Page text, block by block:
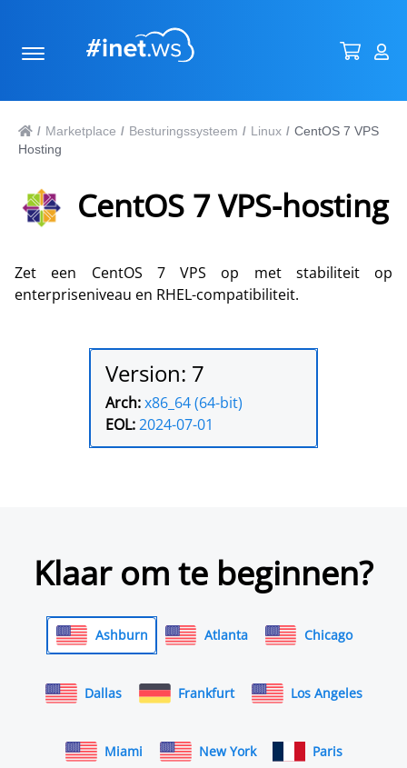
/ Marketplace / Besturingssysteem / Linux / CentOS 7 VPS
Hosting
CentOS 7 VPS-hosting
Zet een CentOS 7 VPS op met stabiliteit op
enterpriseniveau en RHEL-compatibiliteit.
Version: 7
Arch:x86_64 (64-bit)
EOL:2024-07-01
Klaar om te beginnen?
Ashburn Atlanta Chicago
Dallas Frankfurt Los Angeles
Miami New York Paris